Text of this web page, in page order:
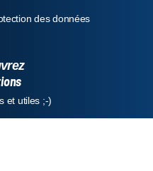
des données
et utiles ;-)